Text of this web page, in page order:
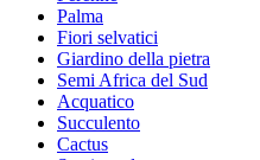
Palma
Fiori selvatici
Giardino della pietra
Semi Africa del Sud
Acquatico
Succulento
Cactus